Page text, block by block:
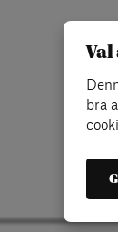
Val
bra